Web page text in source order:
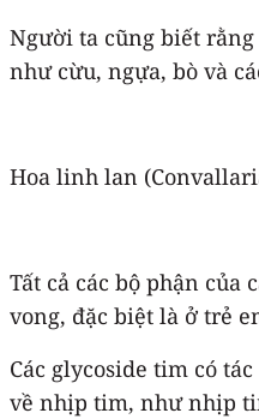
Người ta cũng biết
như cừu, ngựa, bò và
Hoa linh lan
Tất cả các bộ phận của
vong, đặc biệt là ở trẻ
Các glycoside tim có
về nhịp tim, như nhịp